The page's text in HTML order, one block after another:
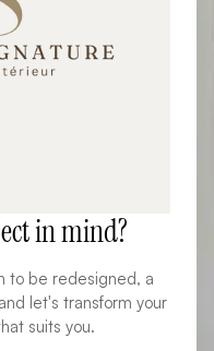
in mind?
to be redesigned, a
let's transform your
suits you.